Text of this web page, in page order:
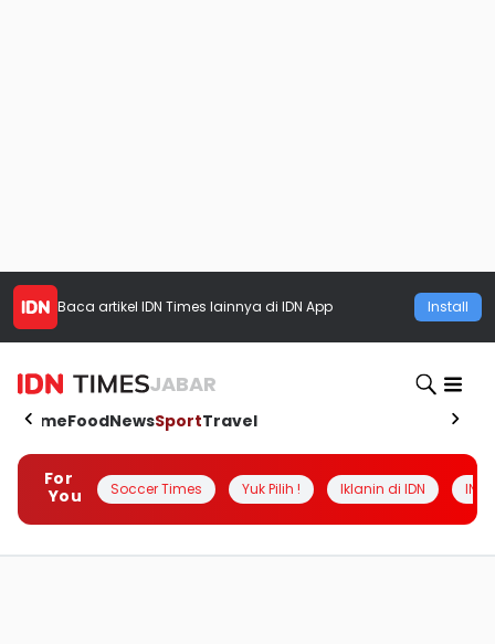
Baca artikel IDN Times lainnya di IDN App Install
JABAR
HomeFoodNewsSportTravel
For
You
Soccer Times Yuk Pilih ! Iklanin di IDN